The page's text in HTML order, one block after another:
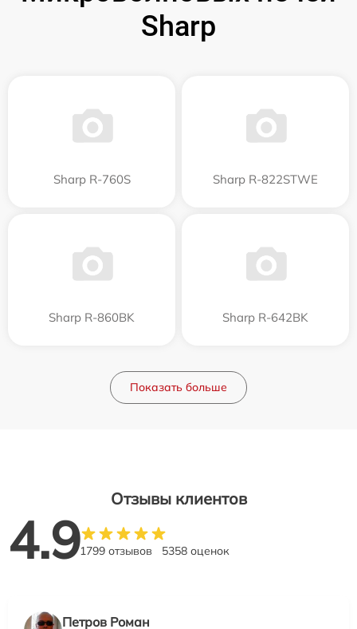
Sharp
Sharp R-760S Sharp R-822STWE
Sharp R-860BK Sharp R-642BK
Показать больше
Отзывы клиентов
4.91799 отзывов 5358 оценок
Петров Роман